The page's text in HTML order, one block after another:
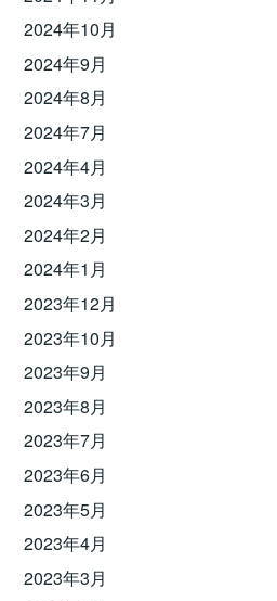
2024年10月
2024年9月
2024年8月
2024年7月
2024年4月
2024年3月
2024年2月
2024年1月
2023年12月
2023年10月
2023年9月
2023年8月
2023年7月
2023年6月
2023年5月
2023年4月
2023年3月